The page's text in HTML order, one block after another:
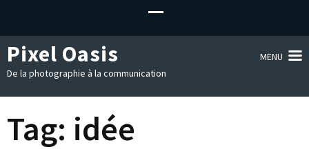
Pixel Oasis
De la photographie à la communication
MENU
Tag: idée